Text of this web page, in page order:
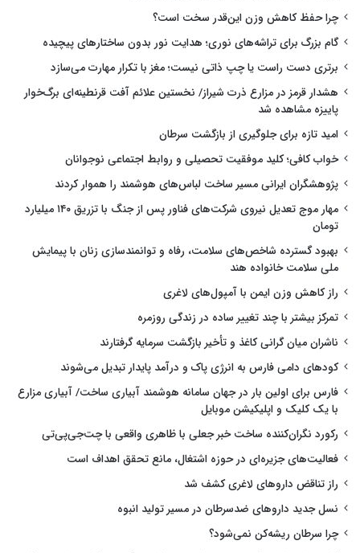
چرا حفظ کاهش وزن این‌قدر سخت است؟
گام بزرگ برای تراشه‌های نوری؛ هدایت نور بدون ساختارهای پیچیده
برتری دست راست یا چپ ذاتی نیست؛ مغز با تکرار مهارت می‌سازد
هشدار قرمز در مزارع ذرت شیراز/ نخستین علائم آفت قرنطینه‌ای برگ‌خوار
پاییزه مشاهده شد
امید تازه برای جلوگیری از بازگشت سرطان
خواب کافی؛ کلید موفقیت تحصیلی و روابط اجتماعی نوجوانان
پژوهشگران ایرانی مسیر ساخت لباس‌های هوشمند را هموار کردند
مهار موج تعدیل نیروی شرکت‌های فناور پس از جنگ با تزریق ۱۴۰ میلیارد
تومان
بهبود گسترده شاخص‌های سلامت، رفاه و توانمندسازی زنان با پیمایش
ملی سلامت خانواده هند
راز کاهش وزن ایمن با آمپول‌های لاغری
تمرکز بیشتر با چند تغییر ساده در زندگی روزمره
ناشران میان گرانی کاغذ و تأخیر بازگشت سرمایه گرفتارند
کودهای دامی فارس به انرژی پاک و درآمد پایدار تبدیل می‌شوند
فارس برای اولین بار در جهان سامانه هوشمند آبیاری ساخت/ آبیاری مزارع
با یک کلیک و اپلیکیشن موبایل
رکورد نگران‌کننده ساخت خبر جعلی با ظاهری واقعی با چت‌جی‌پی‌تی
فعالیت‌های جزیره‌ای در حوزه اشتغال، مانع تحقق اهداف است
راز تناقض داروهای لاغری کشف شد
نسل جدید داروهای ضدسرطان در مسیر تولید انبوه
چرا سرطان ریشه‌کن نمی‌شود؟